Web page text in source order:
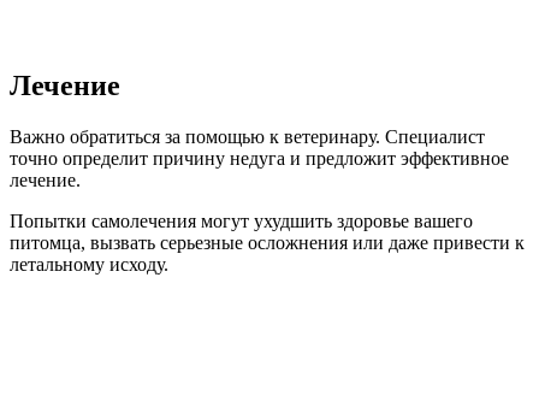
Лечение
Важно обратиться за помощью к ветеринару. Специалист
точно определит причину недуга и предложит эффективное
лечение.
Попытки самолечения могут ухудшить здоровье вашего
питомца, вызвать серьезные осложнения или даже привести к
летальному исходу.